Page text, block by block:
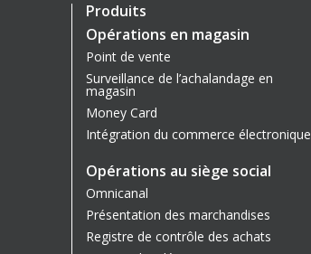
Produits
Opérations en magasin
Point de vente
Surveillance de l’achalandage en
magasin
Money Card
Intégration du commerce électronique
Opérations au siège social
Omnicanal
Présentation des marchandises
Registre de contrôle des achats